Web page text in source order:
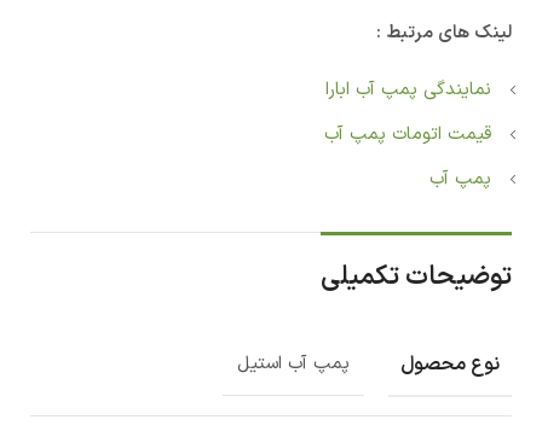
لینک های مرتبط :
نمایندگی پمپ آب ابارا
قیمت اتومات پمپ آب
پمپ آب
توضیحات تکمیلی
نوع محصول پمپ آب استیل